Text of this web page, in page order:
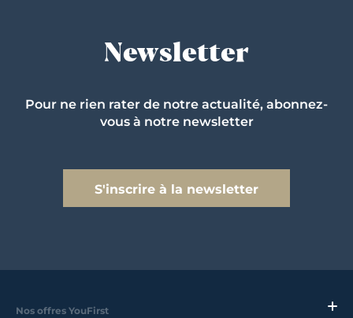
Newsletter
Pour ne rien rater de notre actualité, abonnez-
vous à notre newsletter
S'inscrire à la newsletter
Nos offres YouFirst